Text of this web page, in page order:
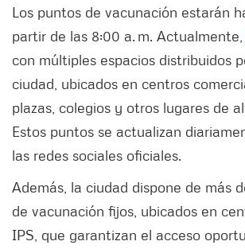
Los puntos de vacunación estarán
partir de las 8:00 a. m. Actualmente,
con múltiples espacios distribuidos
ciudad, ubicados en centros
plazas, colegios y otros lugares de
Estos puntos se actualizan
las redes sociales oficiales.
Además, la ciudad dispone de más
de vacunación fijos, ubicados en
IPS, que garantizan el acceso